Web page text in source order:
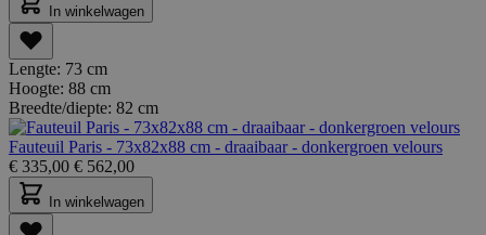
In winkelwagen
Lengte: 73 cm
Hoogte: 88 cm
Breedte/diepte: 82 cm
Fauteuil Paris - 73x82x88 cm - draaibaar - donkergroen velours
€ 335,00 € 562,00
In winkelwagen